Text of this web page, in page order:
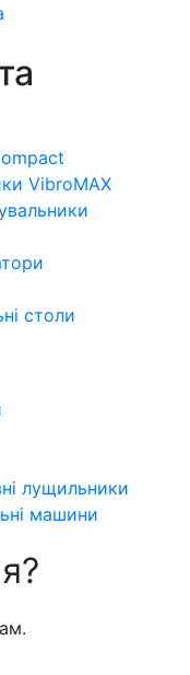
VibroMAX
столи
лущильники
машини